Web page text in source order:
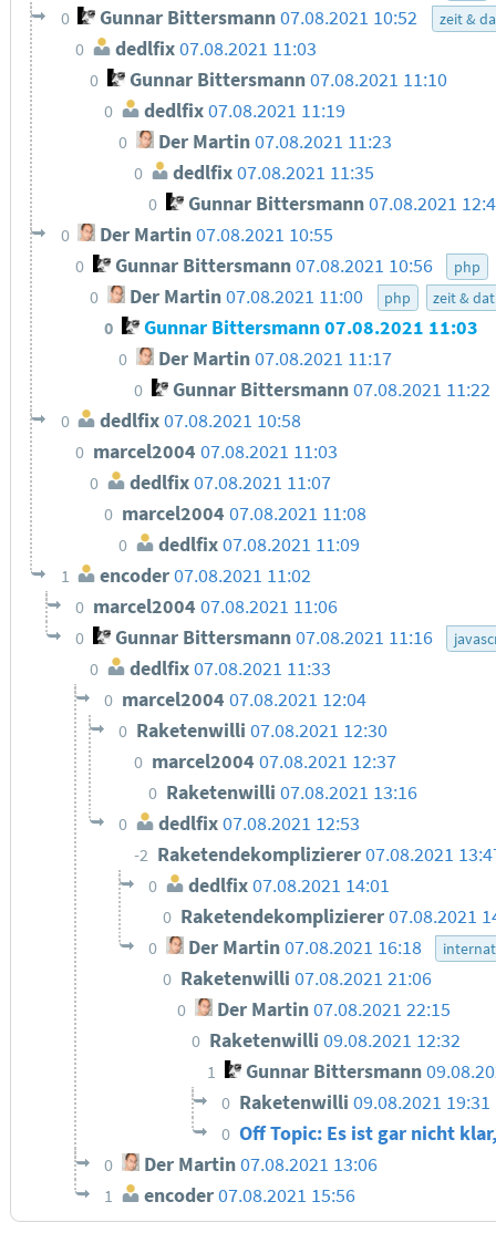
0 Gunnar Bittersmann07.08.2021 10:52 zeit &
0 dedlfix 07.08.2021 11:03
0 Gunnar Bittersmann07.08.2021 11:10
0 dedlfix07.08.2021 11:19
0 Der Martin07.08.2021 11:23
0 dedlfix07.08.2021 11:35
0 Gunnar Bittersmann 07.08.2021
0 Der Martin07.08.2021 10:55
0 Gunnar Bittersmann 07.08.2021 10:56 php
0 Der Martin07.08.2021 11:00 php zeit &
0 Gunnar Bittersmann07.08.2021 11:03
0 Der Martin07.08.2021 11:17
0 Gunnar Bittersmann07.08.2021 11:22
0 dedlfix07.08.2021 10:58
0 marcel2004 07.08.2021 11:03
0 dedlfix07.08.2021 11:07
0 marcel200407.08.2021 11:08
0 dedlfix07.08.2021 11:09
1 encoder07.08.2021 11:02
0 marcel2004 07.08.2021 11:06
0 Gunnar Bittersmann 07.08.2021 11:16
0 dedlfix07.08.2021 11:33
0 marcel200407.08.2021 12:04
0 Raketenwilli07.08.2021 12:30
0 marcel2004 07.08.2021 12:37
0 Raketenwilli 07.08.2021 13:16
0 dedlfix07.08.2021 12:53
-2 Raketendekomplizierer07.08.2021
0 dedlfix 07.08.2021 14:01
0 Raketendekomplizierer07.08.2021
0 Der Martin 07.08.2021 16:18
0 Raketenwilli 07.08.2021 21:06
0 Der Martin07.08.2021 22:15
0 Raketenwilli09.08.2021 12:32
1 Gunnar Bittersmann
0 Raketenwilli 09.08.2021 19:31
0 Off Topic: Es ist gar nicht
0 Der Martin07.08.2021 13:06
1 encoder07.08.2021 15:56